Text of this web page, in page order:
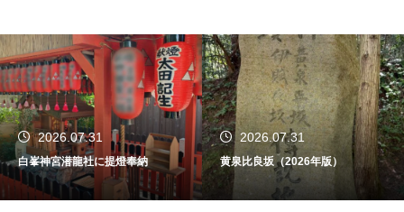
2026.07.31
白峯神宮潜龍社に提燈奉納
2026.07.31
黄泉比良坂（2026年版）